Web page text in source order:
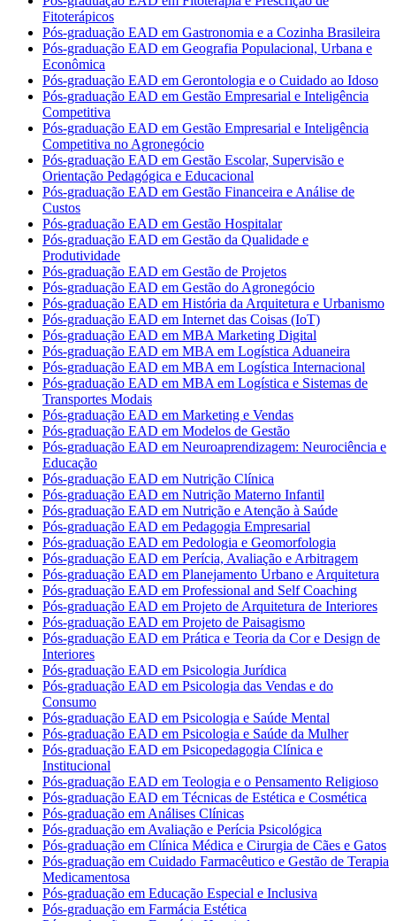
Fitoterápicos
Pós-graduação EAD em Gastronomia e a Cozinha Brasileira
Pós-graduação EAD em Geografia Populacional, Urbana e
Econômica
Pós-graduação EAD em Gerontologia e o Cuidado ao Idoso
Pós-graduação EAD em Gestão Empresarial e Inteligência
Competitiva
Pós-graduação EAD em Gestão Empresarial e Inteligência
Competitiva no Agronegócio
Pós-graduação EAD em Gestão Escolar, Supervisão e
Orientação Pedagógica e Educacional
Pós-graduação EAD em Gestão Financeira e Análise de
Custos
Pós-graduação EAD em Gestão Hospitalar
Pós-graduação EAD em Gestão da Qualidade e
Produtividade
Pós-graduação EAD em Gestão de Projetos
Pós-graduação EAD em Gestão do Agronegócio
Pós-graduação EAD em História da Arquitetura e Urbanismo
Pós-graduação EAD em Internet das Coisas (IoT)
Pós-graduação EAD em MBA Marketing Digital
Pós-graduação EAD em MBA em Logística Aduaneira
Pós-graduação EAD em MBA em Logística Internacional
Pós-graduação EAD em MBA em Logística e Sistemas de
Transportes Modais
Pós-graduação EAD em Marketing e Vendas
Pós-graduação EAD em Modelos de Gestão
Pós-graduação EAD em Neuroaprendizagem: Neurociência e
Educação
Pós-graduação EAD em Nutrição Clínica
Pós-graduação EAD em Nutrição Materno Infantil
Pós-graduação EAD em Nutrição e Atenção à Saúde
Pós-graduação EAD em Pedagogia Empresarial
Pós-graduação EAD em Pedologia e Geomorfologia
Pós-graduação EAD em Perícia, Avaliação e Arbitragem
Pós-graduação EAD em Planejamento Urbano e Arquitetura
Pós-graduação EAD em Professional and Self Coaching
Pós-graduação EAD em Projeto de Arquitetura de Interiores
Pós-graduação EAD em Projeto de Paisagismo
Pós-graduação EAD em Prática e Teoria da Cor e Design de
Interiores
Pós-graduação EAD em Psicologia Jurídica
Pós-graduação EAD em Psicologia das Vendas e do
Consumo
Pós-graduação EAD em Psicologia e Saúde Mental
Pós-graduação EAD em Psicologia e Saúde da Mulher
Pós-graduação EAD em Psicopedagogia Clínica e
Institucional
Pós-graduação EAD em Teologia e o Pensamento Religioso
Pós-graduação EAD em Técnicas de Estética e Cosmética
Pós-graduação em Análises Clínicas
Pós-graduação em Avaliação e Perícia Psicológica
Pós-graduação em Clínica Médica e Cirurgia de Cães e Gatos
Pós-graduação em Cuidado Farmacêutico e Gestão de Terapia
Medicamentosa
Pós-graduação em Educação Especial e Inclusiva
Pós-graduação em Farmácia Estética